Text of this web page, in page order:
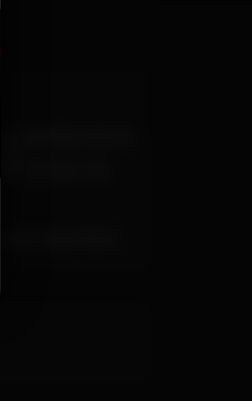
noite da
of Porto. The
⋅ Super Bock ⋅